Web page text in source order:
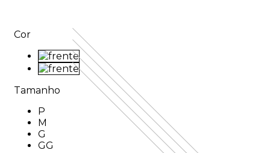
Cor
Cor: VERDE
Cor: PRETO
Tamanho
Tamanho: P
P
Tamanho: M
M
Tamanho: G
G
Tamanho: GG
GG